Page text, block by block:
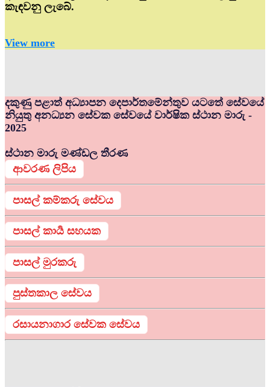
කැඳවනු ලැබේ.
View more
දකුණු පළාත් අධ්‍යාපන දෙපාර්තමේන්තුව යටතේ සේවයේ
නියුතු අනධ්‍යන සේවක සේවයේ වාර්ෂික ස්ථාන මාරු -
2025
ස්ථාන මාරු මණ්ඩල තීරණ
ආවරණ ලිපිය
පාසල් කම්කරු සේවය
පාසල් කාර්‍ය සහයක
පාසල් මුරකරු
පුස්තකාල සේවය
රසායනාගාර සේවක සේවය